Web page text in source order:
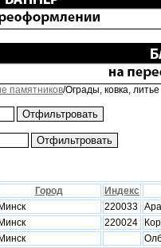
памятников/Ограды, ковка, литье
Город Индекс
Минск 220033
Минск 220024
Минск